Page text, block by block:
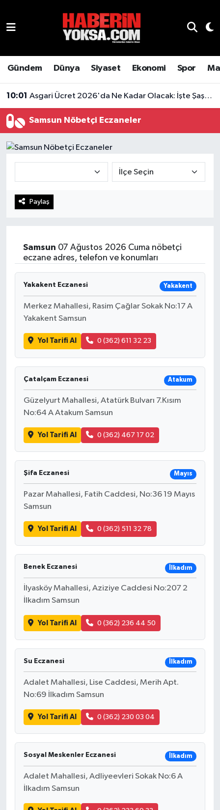
Gündem Dünya Siyaset Ekonomi Spor
10:01 Asgari Ücret 2026'da Ne Kadar Olacak: İşte Şaşırtan Rakam
Samsun Nöbetçi Eczaneler
Paylaş
Samsun 07 Ağustos 2026 Cuma nöbetçi
eczane adres, telefon ve konumları
Yakakent Eczanesi Yakakent
Merkez Mahallesi, Rasim Çağlar Sokak No:17 A
Yakakent Samsun
Yol Tarifi Al 0 (362) 611 32 23
Çatalçam Eczanesi Atakum
Güzelyurt Mahallesi, Atatürk Bulvarı 7.Kısım
No:64 A Atakum Samsun
Yol Tarifi Al 0 (362) 467 17 02
Şifa Eczanesi Mayıs
Pazar Mahallesi, Fatih Caddesi, No:36 19 Mayıs
Samsun
Yol Tarifi Al 0 (362) 511 32 78
Benek Eczanesi İlkadım
İlyasköy Mahallesi, Aziziye Caddesi No:207 2
İlkadım Samsun
Yol Tarifi Al 0 (362) 236 44 50
Su Eczanesi İlkadım
Adalet Mahallesi, Lise Caddesi, Merih Apt.
No:69 İlkadım Samsun
Yol Tarifi Al 0 (362) 230 03 04
Sosyal Meskenler Eczanesi İlkadım
Adalet Mahallesi, Adliyeevleri Sokak No:6 A
İlkadım Samsun
Gündem
Teknoloji
Yaşam
Hava Durumu
Haber Arşivi